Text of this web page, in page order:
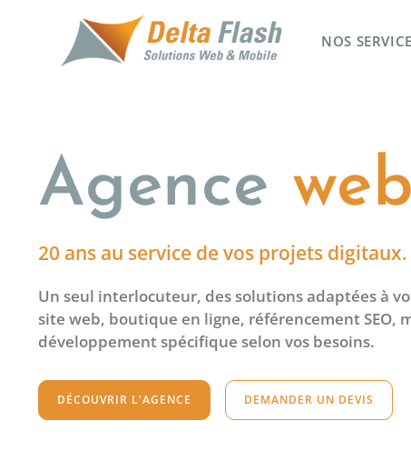
NOS
Agence web
20 ans au service de vos projets digitaux.
Un seul interlocuteur, des solutions adaptées à
site web, boutique en ligne, référencement SEO,
développement spécifique selon vos besoins.
DÉCOUVRIR L'AGENCE DEMANDER UN DEVIS